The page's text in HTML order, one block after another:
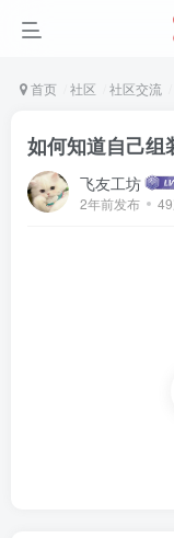
首页 社区 社区交流
如何知道自己组
飞友工坊
2年前发布